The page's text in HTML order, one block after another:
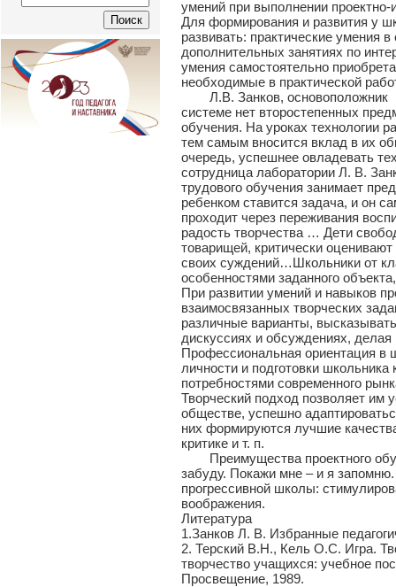
умений при выполнении
Для формирования и развития у
развивать: практические умения
дополнительных занятиях по
умения самостоятельно
необходимые в практической
Л.В. Занков, основоположник
системе нет второстепенных
обучения. На уроках технологии
тем самым вносится вклад в их
очередь, успешнее овладевать
сотрудница лаборатории Л. В.
трудового обучения занимает
ребенком ставится задача, и он
проходит через переживания
радость творчества … Дети
товарищей, критически
своих суждений…Школьники от
особенностями заданного
При развитии умений и навыков
взаимосвязанных творческих
различные варианты,
дискуссиях и обсуждениях,
Профессиональная ориентация в
личности и подготовки
потребностями современного
Творческий подход позволяет им
обществе, успешно
них формируются лучшие
критике и т. п.
Преимущества проектного
забуду. Покажи мне – и я
прогрессивной школы:
воображения.
Литература
1.Занков Л. В. Избранные
2. Терский В.Н., Кель О.С. Игра.
творчество учащихся: учебное
Просвещение, 1989.